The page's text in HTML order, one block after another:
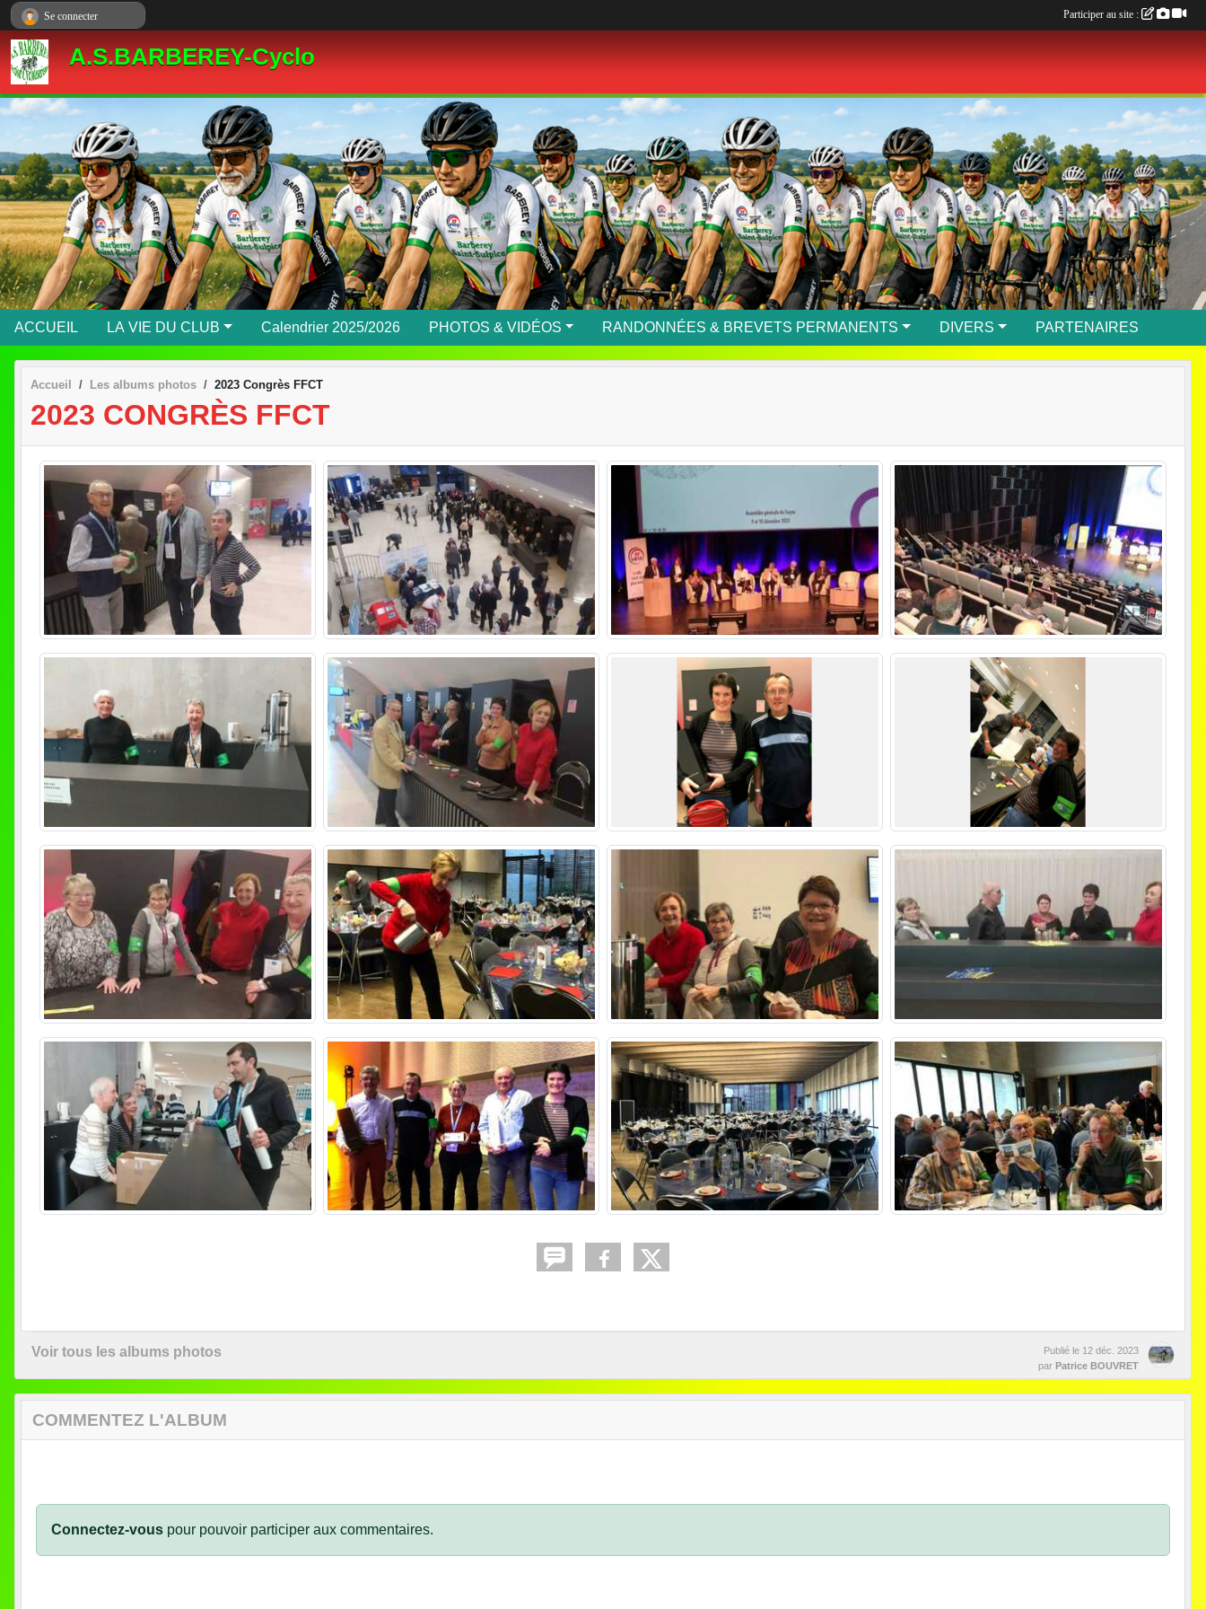
A.S.BARBEREY-Cyclo
ACCUEIL LA VIE DU CLUB Calendrier 2025/2026 PHOTOS & VIDÉOS RANDONNÉES & BREVETS PERMANENTS DIVERS PARTENAIRES
Accueil Les albums photos 2023 Congrès FFCT
2023 CONGRÈS FFCT
Voir tous les albums photos Publié le 12 déc. 2023
par Patrice BOUVRET
COMMENTEZ L'ALBUM
Connectez-vous pour pouvoir participer aux commentaires.
Se connecter Participer au site :
Panneau de gestion des cookies